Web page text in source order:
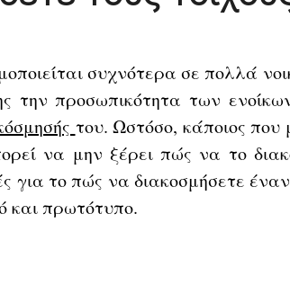
συχνότερα σε πολλά
την προσωπικότητα των
του. Ωστόσο, κάποιος που
να μην ξέρει πώς να το
για το πώς να διακοσμήσετε
και πρωτότυπο.